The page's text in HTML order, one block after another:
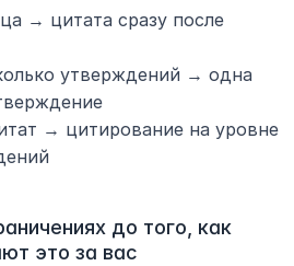
→ цитата сразу после
утверждений → одна
→ цитирование на уровне
до того, как
это за вас